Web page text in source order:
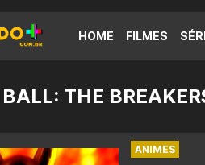
HOME FILMES
THE
ANIMES